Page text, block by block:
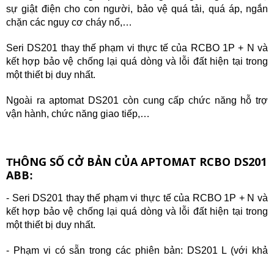
sự giật điện cho con người, bảo vệ quá tải, quá áp, ngắn
chặn các nguy cơ cháy nổ,…
Seri DS201 thay thế phạm vi thực tế của RCBO 1P + N và
kết hợp bảo vệ chống lại quá dòng và lỗi đất hiện tại trong
một thiết bị duy nhất.
Ngoài ra aptomat DS201 còn cung cấp chức năng hỗ trợ
vận hành, chức năng giao tiếp,…
THÔNG SỐ CỞ BẢN CỦA APTOMAT RCBO DS201
ABB:
- Seri DS201 thay thế phạm vi thực tế của RCBO 1P + N và
kết hợp bảo vệ chống lại quá dòng và lỗi đất hiện tại trong
một thiết bị duy nhất.
- Phạm vi có sẵn trong các phiên bản: DS201 L (với khả